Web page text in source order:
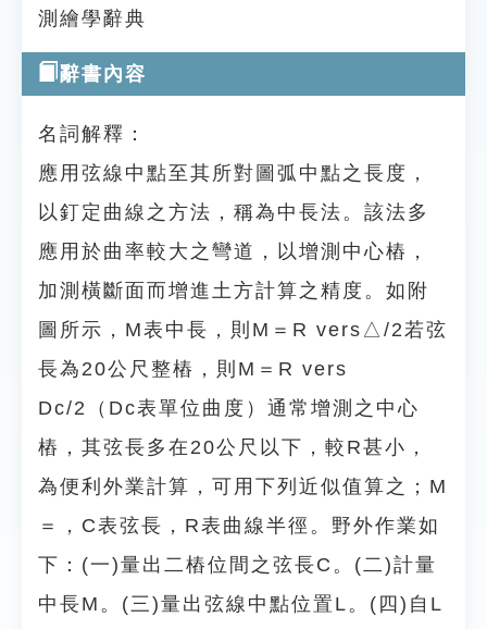
測繪學辭典
辭書內容
名詞解釋：
應用弦線中點至其所對圖弧中點之長度，
以釘定曲線之方法，稱為中長法。該法多
應用於曲率較大之彎道，以增測中心樁，
加測橫斷面而增進土方計算之精度。如附
圖所示，M表中長，則M＝R vers△/2若弦
長為20公尺整樁，則M＝R vers
Dc/2（Dc表單位曲度）通常增測之中心
樁，其弦長多在20公尺以下，較R甚小，
為便利外業計算，可用下列近似值算之；M
＝，C表弦長，R表曲線半徑。野外作業如
下：(一)量出二樁位間之弦長C。(二)計量
中長M。(三)量出弦線中點位置L。(四)自L